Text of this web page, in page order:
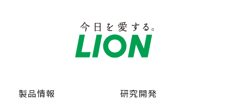
製品情報 研究開発